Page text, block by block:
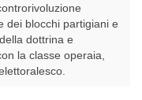
dei blocchi partigiani e
dottrina e
la classe operaia,